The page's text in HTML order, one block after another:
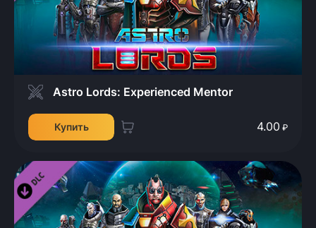
Astro Lords: Experienced Mentor
Купить 4.00 ₽